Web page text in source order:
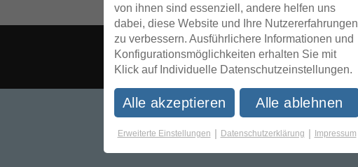
von ihnen sind essenziell, andere helfen uns
dabei, diese Website und Ihre Nutzererfahrungen
zu verbessern. Ausführlichere Informationen und
Konfigurationsmöglichkeiten erhalten Sie mit
Klick auf Individuelle Datenschutzeinstellungen.
Alle akzeptieren Alle ablehnen
Erweiterte Einstellungen | Datenschutzerklärung | Impressum